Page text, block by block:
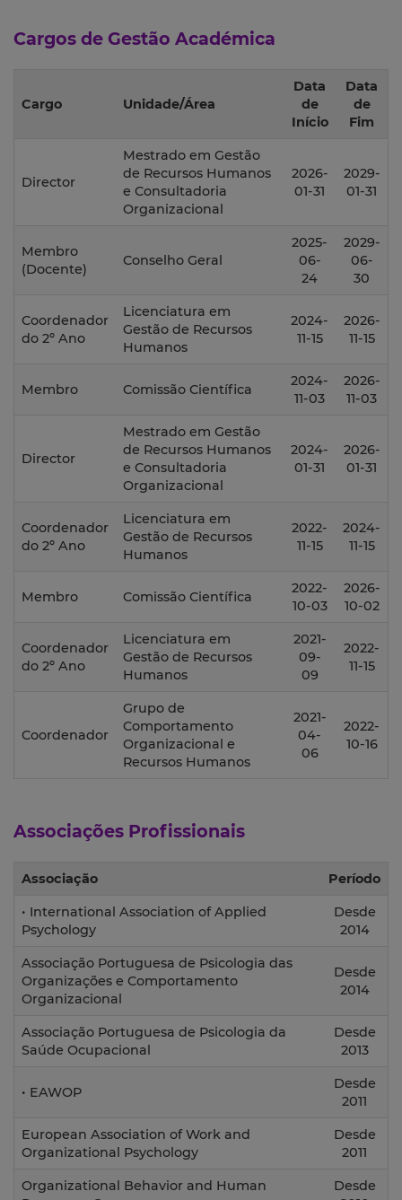
Cargos de Gestão Académica
Cargo Unidade/Área
Data
de
Início
Data
de
Fim
Director
Mestrado em Gestão
de Recursos Humanos
e Consultadoria
Organizacional
2026-
01-31
2029-
01-31
Membro
(Docente)
Conselho Geral
2025-
06-
24
2029-
06-
30
Coordenador
do 2º Ano
Licenciatura em
Gestão de Recursos
Humanos
2024-
11-15
2026-
11-15
Membro Comissão Científica
2024-
11-03
2026-
11-03
Director
Mestrado em Gestão
de Recursos Humanos
e Consultadoria
Organizacional
2024-
01-31
2026-
01-31
Coordenador
do 2º Ano
Licenciatura em
Gestão de Recursos
Humanos
2022-
11-15
2024-
11-15
Membro Comissão Científica
2022-
10-03
2026-
10-02
Coordenador
do 2º Ano
Licenciatura em
Gestão de Recursos
Humanos
2021-
09-
09
2022-
11-15
Coordenador
Grupo de
Comportamento
Organizacional e
Recursos Humanos
2021-
04-
06
2022-
10-16
Associações Profissionais
Associação Período
• International Association of Applied
Psychology
Desde
2014
Associação Portuguesa de Psicologia das
Organizações e Comportamento
Organizacional
Desde
2014
Associação Portuguesa de Psicologia da
Saúde Ocupacional
Desde
2013
• EAWOP
Desde
2011
European Association of Work and
Organizational Psychology
Desde
2011
Organizational Behavior and Human
Desde